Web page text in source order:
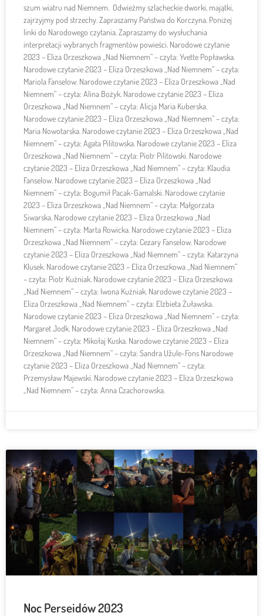
szum wiatru nad Niemnem. Odwieźmy szlacheckie dworki, majątki,
zajrzyjmy pod strzechy. Zapraszamy Państwa do Korczyna. Poniżej
linki do Narodowego czytania. Zapraszamy do wysłuchania
interpretacji wybranych fragmentów powieści. Narodowe czytanie
2023 – Eliza Orzeszkowa „Nad Niemnem” – czyta: Yvette Popławska.
Narodowe czytanie 2023 – Eliza Orzeszkowa „Nad Niemnem” – czyta:
Mariola Fanselow. Narodowe czytanie 2023 – Eliza Orzeszkowa „Nad
Niemnem” – czyta: Alina Bożyk. Narodowe czytanie 2023 – Eliza
Orzeszkowa „Nad Niemnem” – czyta: Alicja Maria Kuberska.
Narodowe czytanie 2023 – Eliza Orzeszkowa „Nad Niemnem” – czyta:
Maria Nowotarska. Narodowe czytanie 2023 – Eliza Orzeszkowa „Nad
Niemnem” – czyta: Agata Pilitowska. Narodowe czytanie 2023 – Eliza
Orzeszkowa „Nad Niemnem” – czyta: Piotr Pilitowski. Narodowe
czytanie 2023 – Eliza Orzeszkowa „Nad Niemnem” – czyta: Klaudia
Fanselow. Narodowe czytanie 2023 – Eliza Orzeszkowa „Nad
Niemnem” – czyta: Bogumił Pacak-Gamalski. Narodowe czytanie
2023 – Eliza Orzeszkowa „Nad Niemnem” – czyta: Małgorzata
Siwarska. Narodowe czytanie 2023 – Eliza Orzeszkowa „Nad
Niemnem” – czyta: Marta Rowicka. Narodowe czytanie 2023 – Eliza
Orzeszkowa „Nad Niemnem” – czyta: Cezary Fanselow. Narodowe
czytanie 2023 – Eliza Orzeszkowa „Nad Niemnem” – czyta: Katarzyna
Klusek. Narodowe czytanie 2023 – Eliza Orzeszkowa „Nad Niemnem”
– czyta: Piotr Kuźniak. Narodowe czytanie 2023 – Eliza Orzeszkowa
„Nad Niemnem” – czyta: Iwona Kuźniak. Narodowe czytanie 2023 –
Eliza Orzeszkowa „Nad Niemnem” – czyta: Elżbieta Żuławska.
Narodowe czytanie 2023 – Eliza Orzeszkowa „Nad Niemnem” – czyta:
Margaret Jodk. Narodowe czytanie 2023 – Eliza Orzeszkowa „Nad
Niemnem” – czyta: Mikołaj Kuska. Narodowe czytanie 2023 – Eliza
Orzeszkowa „Nad Niemnem” – czyta: Sandra Užule-Fons Narodowe
czytanie 2023 – Eliza Orzeszkowa „Nad Niemnem” – czyta:
Przemysław Majewski. Narodowe czytanie 2023 – Eliza Orzeszkowa
„Nad Niemnem” – czyta: Anna Czachorowska.
Noc Perseidów 2023